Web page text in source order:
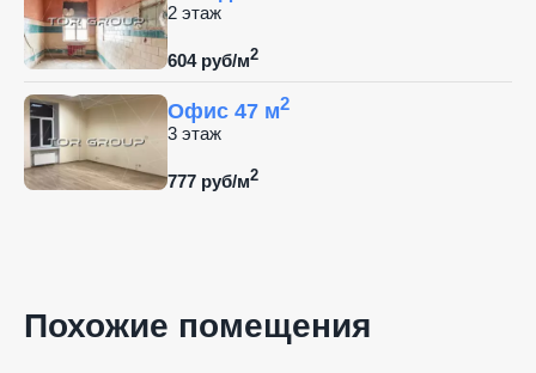
2 этаж
604 руб/м2
Офис 47 м2
3 этаж
777 руб/м2
Похожие помещения